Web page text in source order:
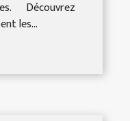
Découvrez
les...